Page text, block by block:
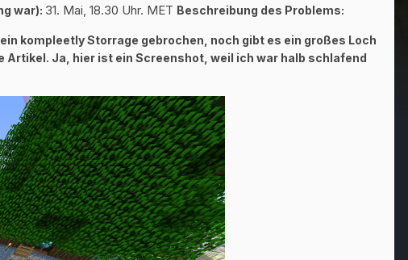
war): 31. Mai, 18.30 Uhr. MET Beschreibung des Problems:
kompleetly Storrage gebrochen, noch gibt es ein großes Loch
Artikel. Ja, hier ist ein Screenshot, weil ich war halb schlafend